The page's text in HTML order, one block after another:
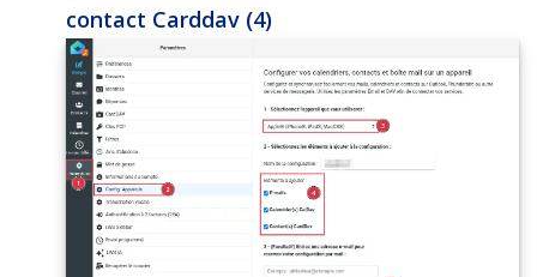
contact Carddav (4)